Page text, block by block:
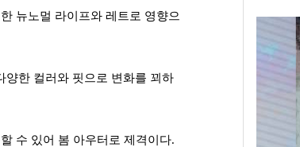
뉴노멀 라이프와 레트로 영향으
양한 컬러와 핏으로 변화를 꾀하
수 있어 봄 아우터로 제격이다.